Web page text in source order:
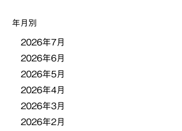
ョ
ン
年月別
2026年7月
2026年6月
2026年5月
2026年4月
2026年3月
2026年2月